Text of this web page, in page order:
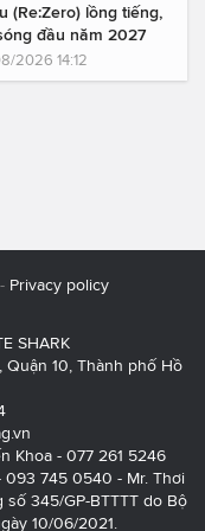
(Re:Zero) lồng tiếng,
đầu năm 2027
2026 14:12
Privacy policy
SHARK
Quận 10, Thành phố Hồ
Khoa - 077 261 5246
093 745 0540 - Mr. Thơi
345/GP-BTTTT do Bộ
10/06/2021.